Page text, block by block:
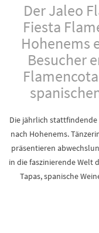
Der Jaleo
Fiesta
Hohenems
Besucher
Die jährlich
nach Hohenems.
präsentieren
in die faszinierende Welt
Tapas, spanische